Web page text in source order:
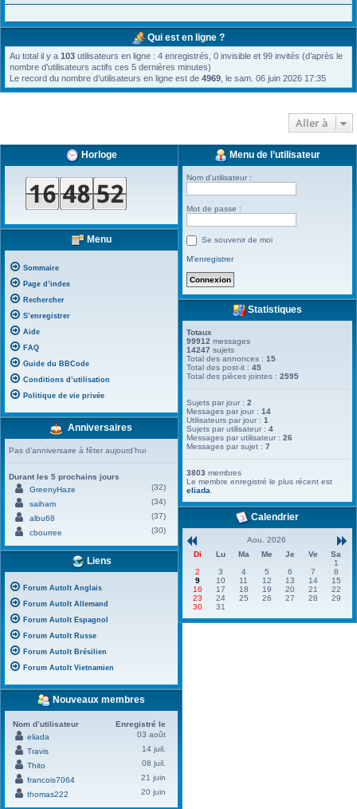
Qui est en ligne ?
Au total il y a 103 utilisateurs en ligne : 4 enregistrés, 0 invisible et 99 invités (d’après le
nombre d’utilisateurs actifs ces 5 dernières minutes)
Le record du nombre d’utilisateurs en ligne est de 4969 , le sam. 06 juin 2026 17:35
Aller à
Horloge
Menu
Sommaire
Page d’index
Rechercher
S’enregistrer
Aide
FAQ
Guide du BBCode
Conditions d’utilisation
Politique de vie privée
Anniversaires
Pas d’anniversaire à fêter aujourd’hui
Durant les 5 prochains jours
GreenyHaze
(32)
saiham
(34)
albu68
(37)
cbourree
(30)
Liens
Forum AutoIt Anglais
Forum AutoIt Allemand
Forum AutoIt Espagnol
Forum AutoIt Russe
Forum AutoIt Brésilien
Forum AutoIt Vietnamien
Nouveaux membres
Nom d’utilisateur
Enregistré le
eliada
03 août
Travis
14 juil.
Thito
08 juil.
francois7064
21 juin
thomas222
20 juin
Menu de l’utilisateur
Nom d’utilisateur :
Mot de passe :
Se souvenir de moi
M’enregistrer
Statistiques
Totaux
99912 messages
14247 sujets
Total des annonces :15
Total des post-it :45
Total des pièces jointes :2595
Sujets par jour :2
Messages par jour :14
Utilisateurs par jour :1
Sujets par utilisateur :4
Messages par utilisateur :26
Messages par sujet :7
3803 membres
Le membre enregistré le plus récent est
eliada
Calendrier
Aou. 2026
Di
Lu Ma Me Je Ve
Sa
1
2
3 4 5 6 7
8
9
10 11 12 13 14
15
16
17 18 19 20 21
22
23
24 25 26 27 28
29
30
31